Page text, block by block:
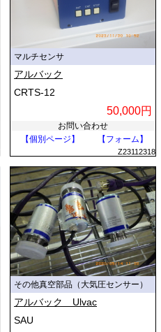
マルチセンサ
アルバック
CRTS-12
50,000円
お問い合わせ
【個別ページ】
【フォーム】
Z23112318
その他真空部品（大気圧センサー）
アルバック Ulvac
SAU